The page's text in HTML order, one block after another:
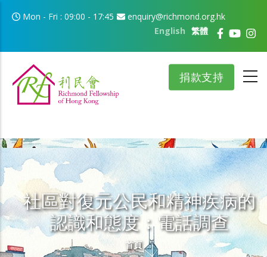
移至主內容
Mon - Fri : 09:00 - 17:45
enquiry@richmond.org.hk
繁體
English
捐款支持
社區對復元公民和精神疾病的
認識和態度：電話調查
導航連結
首頁